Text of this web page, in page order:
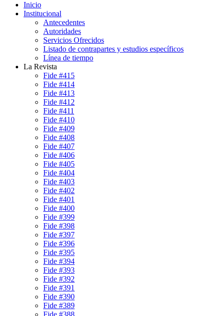
Inicio
Institucional
Antecedentes
Autoridades
Servicios Ofrecidos
Listado de contrapartes y estudios específicos
Línea de tiempo
La Revista
Fide #415
Fide #414
Fide #413
Fide #412
Fide #411
Fide #410
Fide #409
Fide #408
Fide #407
Fide #406
Fide #405
Fide #404
Fide #403
Fide #402
Fide #401
Fide #400
Fide #399
Fide #398
Fide #397
Fide #396
Fide #395
Fide #394
Fide #393
Fide #392
Fide #391
Fide #390
Fide #389